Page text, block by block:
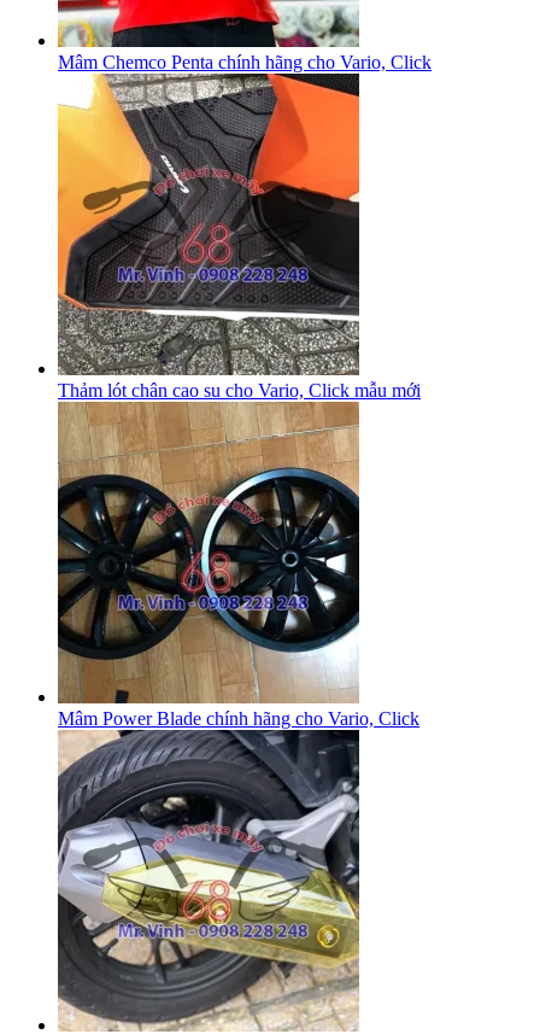
Mâm Chemco Penta chính hãng cho Vario, Click
Thảm lót chân cao su cho Vario, Click mẫu mới
Mâm Power Blade chính hãng cho Vario, Click